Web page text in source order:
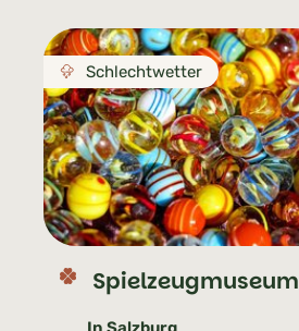
Schlechtwetter
Spielzeugmuseum